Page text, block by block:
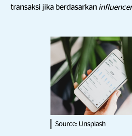
transaksi jika berdasarkan
Source: Unsplash